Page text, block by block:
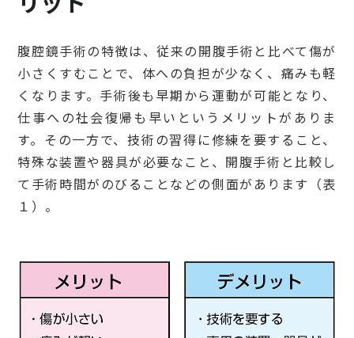
腹腔鏡手術の特徴は、従来の開腹手術と比べて傷が
小さくすむことで、体への負担が少なく、痛みも軽
くなります。手術後も早期から運動が可能となり、
仕事への社会復帰も早いというメリットがありま
す。その一方で、技術の習得に修練を要すること、
特殊な装置や器具が必要なこと、開腹手術と比較し
て手術時間がのびることなどの側面があります（表
１）。